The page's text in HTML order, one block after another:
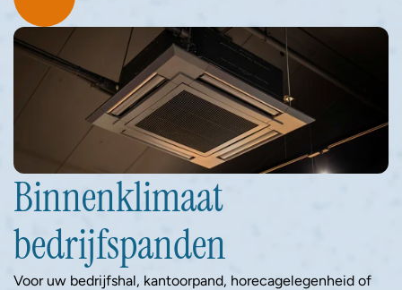
Binnenklimaat
bedrijfspanden
Voor uw bedrijfshal, kantoorpand, horecagelegenheid of